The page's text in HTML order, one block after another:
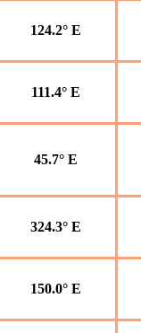
124.2° E
111.4° E
45.7° E
324.3° E
150.0° E